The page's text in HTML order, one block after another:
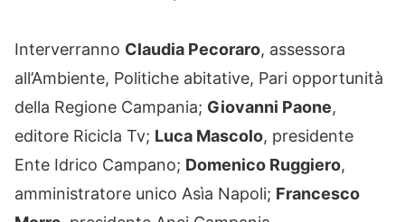
Interverranno Claudia Pecoraro, assessora
all’Ambiente, Politiche abitative, Pari opportunità
della Regione Campania; Giovanni Paone,
editore Ricicla Tv; Luca Mascolo, presidente
Ente Idrico Campano; Domenico Ruggiero,
amministratore unico Asìa Napoli; Francesco